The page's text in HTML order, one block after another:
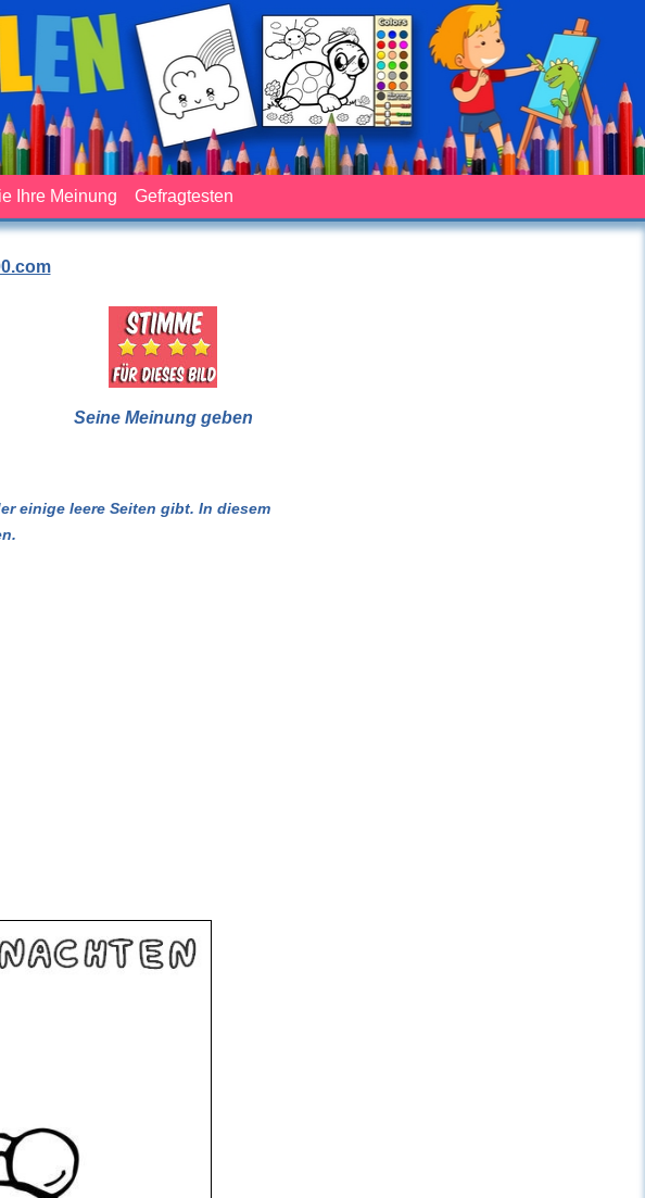
Ihre Meinung Gefragtesten
Seine Meinung geben
einige leere Seiten gibt. In diesem